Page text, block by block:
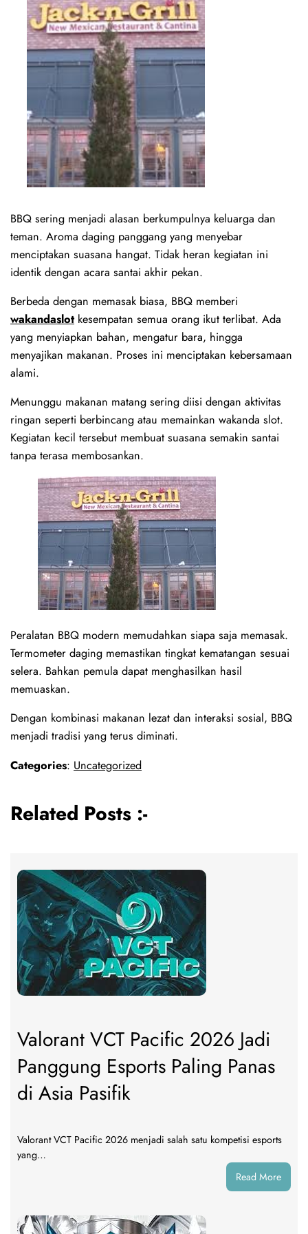
BBQ sering menjadi alasan berkumpulnya keluarga dan
teman. Aroma daging panggang yang menyebar
menciptakan suasana hangat. Tidak heran kegiatan ini
identik dengan acara santai akhir pekan.
Berbeda dengan memasak biasa, BBQ memberi
wakandaslot kesempatan semua orang ikut terlibat. Ada
yang menyiapkan bahan, mengatur bara, hingga
menyajikan makanan. Proses ini menciptakan kebersamaan
alami.
Menunggu makanan matang sering diisi dengan aktivitas
ringan seperti berbincang atau memainkan wakanda slot.
Kegiatan kecil tersebut membuat suasana semakin santai
tanpa terasa membosankan.
Peralatan BBQ modern memudahkan siapa saja memasak.
Termometer daging memastikan tingkat kematangan sesuai
selera. Bahkan pemula dapat menghasilkan hasil
memuaskan.
Dengan kombinasi makanan lezat dan interaksi sosial, BBQ
menjadi tradisi yang terus diminati.
Categories: Uncategorized
Related Posts :-
Valorant VCT Pacific 2026 Jadi
Panggung Esports Paling Panas
di Asia Pasifik
Valorant VCT Pacific 2026 menjadi salah satu kompetisi esports
yang…
Read More: